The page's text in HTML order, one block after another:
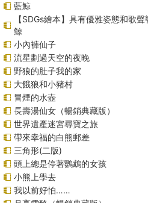
藍鯨
【SDGs繪本】具有優雅姿態和歌
鯨
小內褲仙子
流星劃過天空的夜晚
野狼的肚子我的家
大餓狼和小豬村
冒煙的水壺
長壽湯仙女（暢銷典藏版）
世界遺產迷宮尋寶之旅
帶來幸福的白熊郵差
三角形(二版)
頭上總是停著鸚鵡的女孩
小熊上學去
我以前好怕……